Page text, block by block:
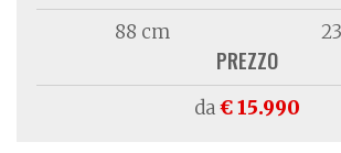
88 cm
PREZZO
da€ 15.990